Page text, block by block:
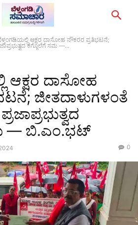
ಆಕ್ಷರ ದಾಸೋಹ ನೌಕರರ ಪ್ರತಿಭಟನೆ;
ಕಗ್ಗೊಲೆಗೆ ಸಮ —...
ಆಕ್ಷರ ದಾಸೋಹ
ಜೀತದಾಳುಗಳಂತೆ
— ಬಿ.ಎಂ.ಭಟ್
0